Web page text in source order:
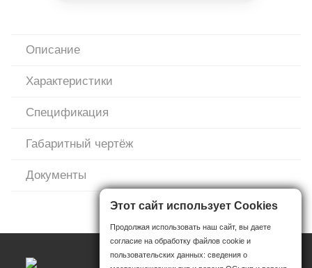
Описание
Характеристики
Спецификация
Габаритный чертёж
Документы
Этот сайт использует Cookies
Продолжая использовать наш сайт, вы даете
согласие на обработку файлов cookie и
пользовательских данных: сведения о